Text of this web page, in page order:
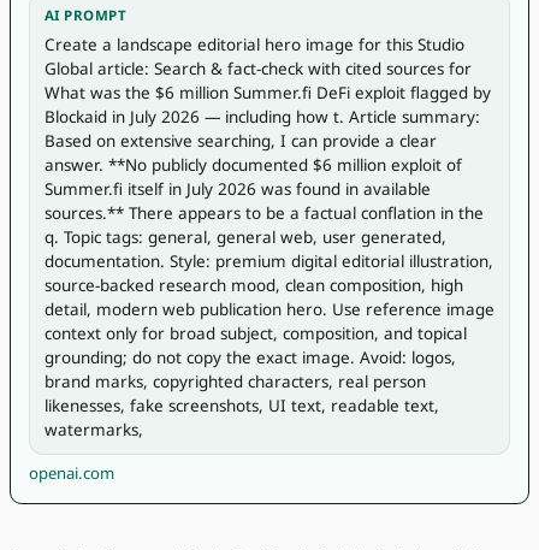
AI PROMPT
Create a landscape editorial hero image for this Studio
Global article: Search & fact-check with cited sources for
What was the $6 million Summer.fi DeFi exploit flagged by
Blockaid in July 2026 — including how t. Article summary:
Based on extensive searching, I can provide a clear
answer. **No publicly documented $6 million exploit of
Summer.fi itself in July 2026 was found in available
sources.** There appears to be a factual conflation in the
q. Topic tags: general, general web, user generated,
documentation. Style: premium digital editorial illustration,
source-backed research mood, clean composition, high
detail, modern web publication hero. Use reference image
context only for broad subject, composition, and topical
grounding; do not copy the exact image. Avoid: logos,
brand marks, copyrighted characters, real person
likenesses, fake screenshots, UI text, readable text,
watermarks,
openai.com